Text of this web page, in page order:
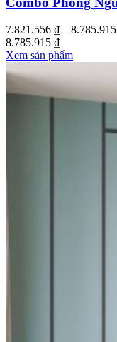
7.821.556 ₫ – 8.785.915
8.785.915 ₫
Xem sản phẩm